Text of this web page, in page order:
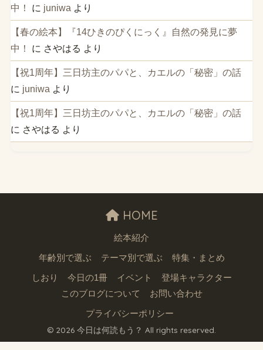
中！
に juniwa より
【春の絵本】『14ひきのぴくにっく』自然の発見に夢
中！
に さやはる より
【祝1周年】三日坊主のパパと、カエルの「秘密」の話
に juniwa より
【祝1周年】三日坊主のパパと、カエルの「秘密」の話
に さやはる より
HOME
絵本紹介
年齢別で選ぶ テーマ別で選ぶ 特集・まとめ
しおり 今日の1冊 イベント
登場キャラクター
このブログについて
お問い合わせ
プライバシーポリシー
© 2026 今日は何読もう？ All rights reserved.